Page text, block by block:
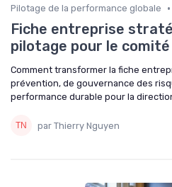
Pilotage de la performance globale •
Fiche entreprise
pilotage pour le
Comment transformer la fiche
prévention, de gouvernance des
performance durable pour la
par Thierry Nguyen